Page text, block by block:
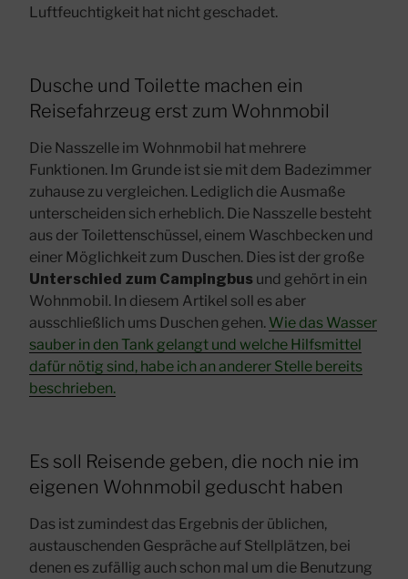
Luftfeuchtigkeit hat nicht geschadet.
Dusche und Toilette machen ein
Reisefahrzeug erst zum Wohnmobil
Die Nasszelle im Wohnmobil hat mehrere
Funktionen. Im Grunde ist sie mit dem Badezimmer
zuhause zu vergleichen. Lediglich die Ausmaße
unterscheiden sich erheblich. Die Nasszelle besteht
aus der Toilettenschüssel, einem Waschbecken und
einer Möglichkeit zum Duschen. Dies ist der große
Unterschied zum Campingbus und gehört in ein
Wohnmobil. In diesem Artikel soll es aber
ausschließlich ums Duschen gehen. Wie das Wasser
sauber in den Tank gelangt und welche Hilfsmittel
dafür nötig sind, habe ich an anderer Stelle bereits
beschrieben.
Es soll Reisende geben, die noch nie im
eigenen Wohnmobil geduscht haben
Das ist zumindest das Ergebnis der üblichen,
austauschenden Gespräche auf Stellplätzen, bei
denen es zufällig auch schon mal um die Benutzung